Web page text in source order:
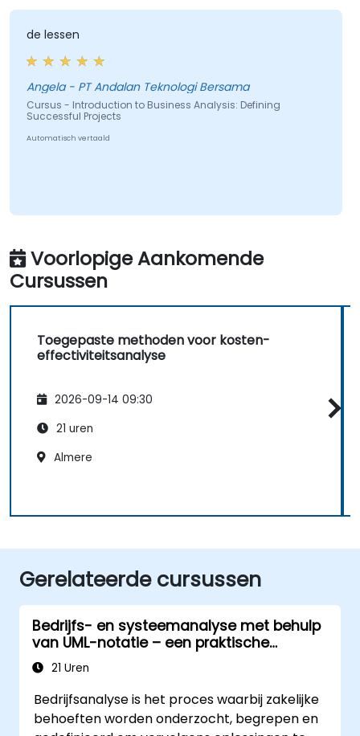
de lessen
Angela - PT Andalan Teknologi Bersama
Cursus - Introduction to Business Analysis: Defining
Successful Projects
Automatisch vertaald
Voorlopige Aankomende
Cursussen
Toegepaste methoden voor kosten-
effectiviteitsanalyse
2026-09-14 09:30
21 uren
Almere
Gerelateerde cursussen
Bedrijfs- en systeemanalyse met behulp
van UML-notatie – een praktische
workshop voor product owners binnen
Scrum
21 Uren
Bedrijfsanalyse is het proces waarbij zakelijke
behoeften worden onderzocht, begrepen en